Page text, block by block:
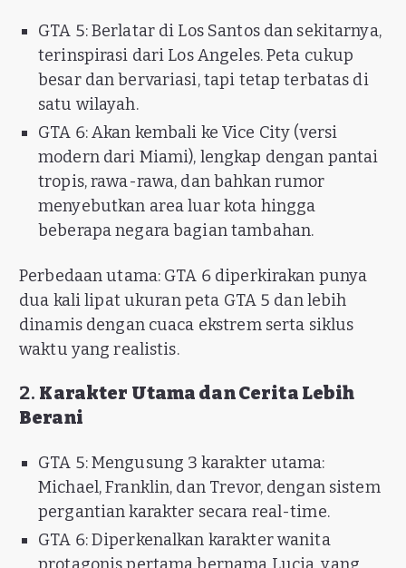
GTA 5: Berlatar di Los Santos dan sekitarnya,
terinspirasi dari Los Angeles. Peta cukup
besar dan bervariasi, tapi tetap terbatas di
satu wilayah.
GTA 6: Akan kembali ke Vice City (versi
modern dari Miami), lengkap dengan pantai
tropis, rawa-rawa, dan bahkan rumor
menyebutkan area luar kota hingga
beberapa negara bagian tambahan.
Perbedaan utama: GTA 6 diperkirakan punya
dua kali lipat ukuran peta GTA 5 dan lebih
dinamis dengan cuaca ekstrem serta siklus
waktu yang realistis.
2. Karakter Utama dan Cerita Lebih
Berani
GTA 5: Mengusung 3 karakter utama:
Michael, Franklin, dan Trevor, dengan sistem
pergantian karakter secara real-time.
GTA 6: Diperkenalkan karakter wanita